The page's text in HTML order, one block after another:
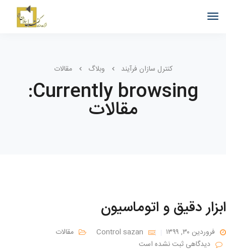
کنترل سازان فرآیند وبلاگ مقالات
Currently browsing:
مقالات
ابزار دقیق و اتوماسیون
فروردین ۳۰, ۱۳۹۹ Control sazan
مقالات
دیدگاهی ثبت نشده است